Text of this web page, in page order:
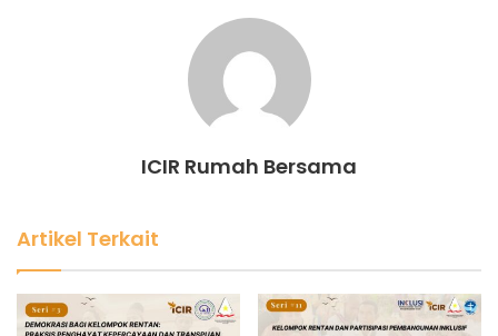
ICIR Rumah Bersama
Artikel Terkait